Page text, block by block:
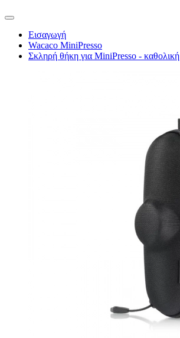
Εισαγωγή
Wacaco MiniPresso
Σκληρή θήκη για MiniPresso - καθολική